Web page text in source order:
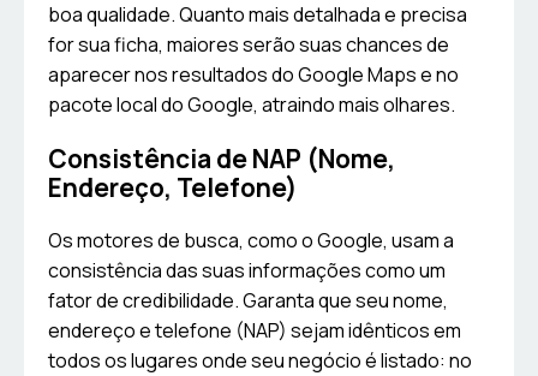
boa qualidade. Quanto mais detalhada e precisa
for sua ficha, maiores serão suas chances de
aparecer nos resultados do Google Maps e no
pacote local do Google, atraindo mais olhares.
Consistência de NAP (Nome,
Endereço, Telefone)
Os motores de busca, como o Google, usam a
consistência das suas informações como um
fator de credibilidade. Garanta que seu nome,
endereço e telefone (NAP) sejam idênticos em
todos os lugares onde seu negócio é listado: no